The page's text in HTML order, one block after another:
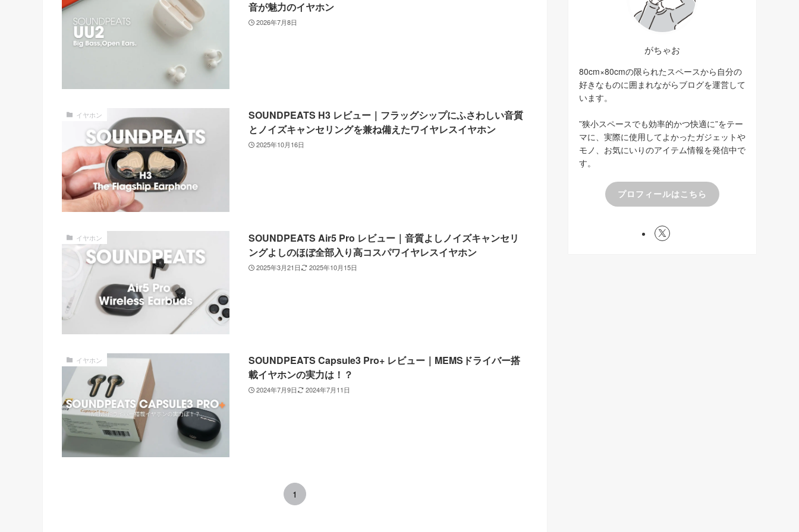
音が魅力のイヤホン
2026年7月8日
イヤホン
SOUNDPEATS H3 レビュー｜フラッグシップにふさわしい音質
とノイズキャンセリングを兼ね備えたワイヤレスイヤホン
2025年10月16日
イヤホン
SOUNDPEATS Air5 Pro レビュー｜音質よしノイズキャンセリ
ングよしのほぼ全部入り高コスパワイヤレスイヤホン
2025年3月21日 2025年10月15日
イヤホン
SOUNDPEATS Capsule3 Pro+ レビュー｜MEMSドライバー搭
載イヤホンの実力は！？
2024年7月9日 2024年7月11日
1
がちゃお
80cm×80cmの限られたスペースから自分の
好きなものに囲まれながらブログを運営して
います。
”狭小スペースでも効率的かつ快適に”をテー
マに、実際に使用してよかったガジェットや
モノ、お気にいりのアイテム情報を発信中で
す。
プロフィールはこちら